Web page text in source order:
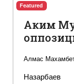
Featured
Аким
Алмас
Назарбаев